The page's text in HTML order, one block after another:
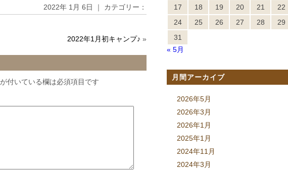
2022年 1月 6日 ｜ カテゴリー：
2022年1月初キャンプ♪ »
が付いている欄は必須項目です
17
18 19 20 21 22
24
25 26 27 28 29
31
« 5月
月間アーカイブ
2026年5月
2026年3月
2026年1月
2025年1月
2024年11月
2024年3月